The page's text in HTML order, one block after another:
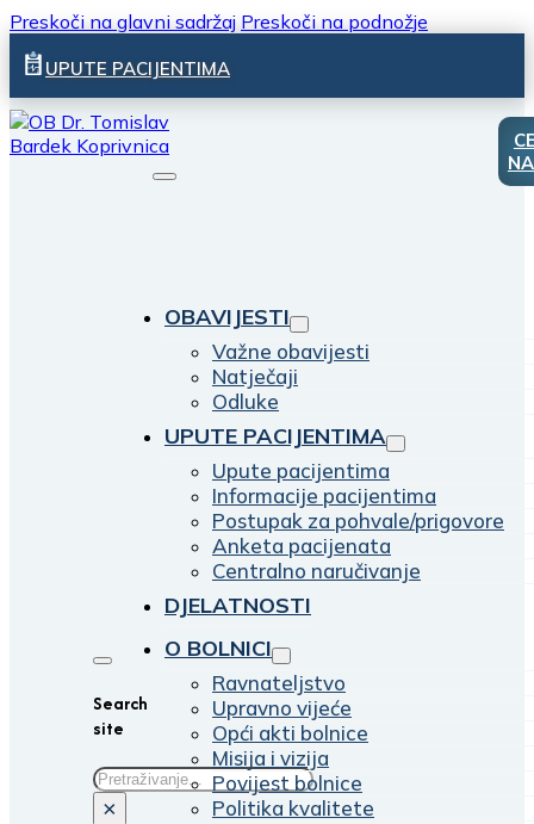
Preskoči na glavni sadržaj Preskoči na podnožje
UPUTE PACIJENTIMA
Search
site
Traži
×
OBAVIJESTI
Važne obavijesti
Natječaji
Odluke
UPUTE PACIJENTIMA
Upute pacijentima
Informacije pacijentima
Postupak za pohvale/prigovore
Anketa pacijenata
Centralno naručivanje
DJELATNOSTI
O BOLNICI
Ravnateljstvo
Upravno vijeće
Opći akti bolnice
Misija i vizija
Povijest bolnice
Politika kvalitete